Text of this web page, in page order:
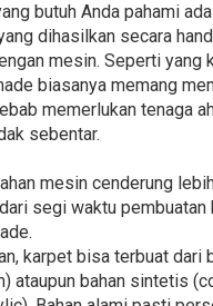
butuh Anda pahami
dihasilkan secara
mesin. Seperti yang
biasanya memang
memerlukan tenaga
sebentar.
mesin cenderung
segi waktu pembuatan
karpet bisa terbuat dari
ataupun bahan sintetis